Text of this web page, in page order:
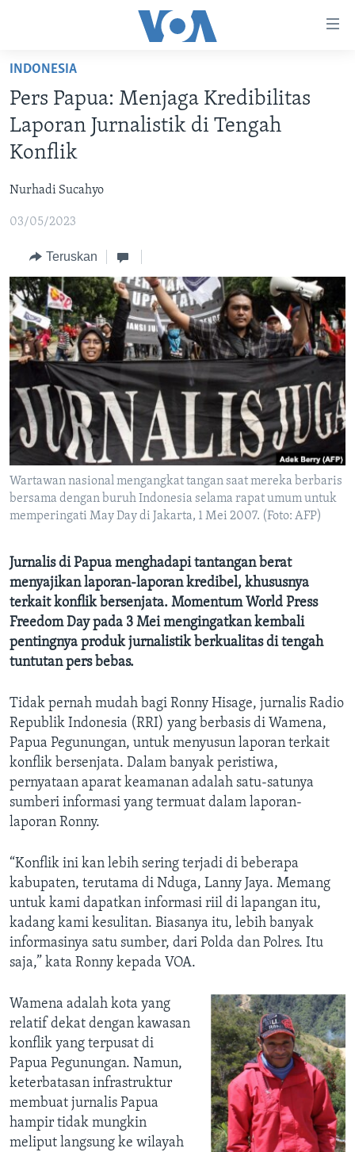
Akses
Lanjut
ke
Konten
Utama
ke
Utama
Lanjut
Pencarian
VIDEO
DAFTAR PROGRAM
IKUTI KAMI
Bahasa-bahasa
INDONESIA
Pers Papua: Menjaga Kredibilitas
Laporan Jurnalistik di Tengah
Konflik
Nurhadi Sucahyo
03/05/2023
Teruskan
Wartawan nasional mengangkat tangan saat mereka berbaris
bersama dengan buruh Indonesia selama rapat umum untuk
memperingati May Day di Jakarta, 1 Mei 2007. (Foto: AFP)
Jurnalis di Papua menghadapi tantangan berat
menyajikan laporan-laporan kredibel, khususnya
terkait konflik bersenjata. Momentum World Press
Freedom Day pada 3 Mei mengingatkan kembali
pentingnya produk jurnalistik berkualitas di tengah
tuntutan pers bebas.
Tidak pernah mudah bagi Ronny Hisage, jurnalis Radio
Republik Indonesia (RRI) yang berbasis di Wamena,
Papua Pegunungan, untuk menyusun laporan terkait
konflik bersenjata. Dalam banyak peristiwa,
pernyataan aparat keamanan adalah satu-satunya
sumberi informasi yang termuat dalam laporan-
laporan Ronny.
“Konflik ini kan lebih sering terjadi di beberapa
kabupaten, terutama di Nduga, Lanny Jaya. Memang
untuk kami dapatkan informasi riil di lapangan itu,
kadang kami kesulitan. Biasanya itu, lebih banyak
informasinya satu sumber, dari Polda dan Polres. Itu
saja,” kata Ronny kepada VOA.
Wamena adalah kota yang
relatif dekat dengan kawasan
konflik yang terpusat di
Papua Pegunungan. Namun,
keterbatasan infrastruktur
membuat jurnalis Papua
hampir tidak mungkin
meliput langsung ke wilayah